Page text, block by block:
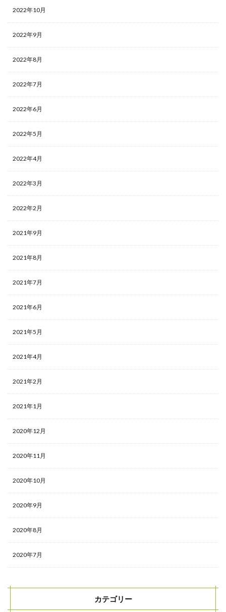
2022年10月
2022年9月
2022年8月
2022年7月
2022年6月
2022年5月
2022年4月
2022年3月
2022年2月
2021年9月
2021年8月
2021年7月
2021年6月
2021年5月
2021年4月
2021年2月
2021年1月
2020年12月
2020年11月
2020年10月
2020年9月
2020年8月
2020年7月
カテゴリー